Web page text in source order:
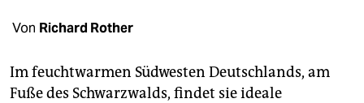
veranstaltungen
fragen & hilfe
Von Richard Rother
Im feuchtwarmen Südwesten Deutschlands, am
Fuße des Schwarzwalds, findet sie ideale